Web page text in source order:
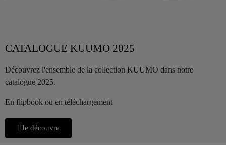
CATALOGUE KUUMO 2025
Découvrez l'ensemble de la collection KUUMO dans notre
catalogue 2025.
En flipbook ou en téléchargement
Je découvre